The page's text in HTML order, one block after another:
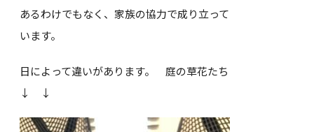
あるわけでもなく、家族の協力で成り立って
います。
日によって違いがあります。 庭の草花たち
↓ ↓